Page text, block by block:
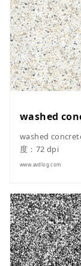
washed
washed
度：72 dpi
www.avdlog.com